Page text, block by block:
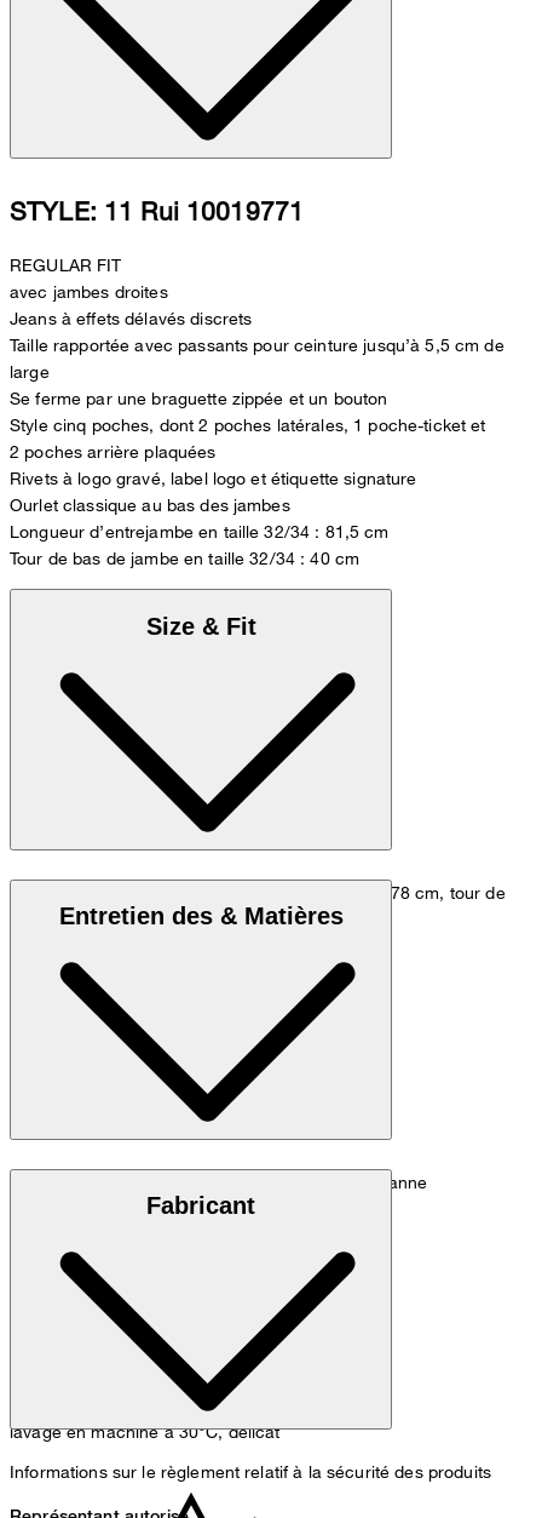
STYLE: 11 Rui 10019771
REGULAR FIT
avec jambes droites
Jeans à effets délavés discrets
Taille rapportée avec passants pour ceinture jusqu’à 5,5 cm de
large
Se ferme par une braguette zippée et un bouton
Style cinq poches, dont 2 poches latérales, 1 poche-ticket et
2 poches arrière plaquées
Rivets à logo gravé, label logo et étiquette signature
Ourlet classique au bas des jambes
Longueur d’entrejambe en taille 32/34 : 81,5 cm
Tour de bas de jambe en taille 32/34 : 40 cm
Size & Fit
Le mannequin porte une taille 33/32, il mesure 178 cm, tour de
taille de 84 cm et tour de hanches de 98 cm.
Jeans guide
Entretien des & Matières
Qualité denim stretch, 98 % coton et 2 % élasthanne
lavage en machine à 30°C, délicat
Fabricant
Informations sur le règlement relatif à la sécurité des produits